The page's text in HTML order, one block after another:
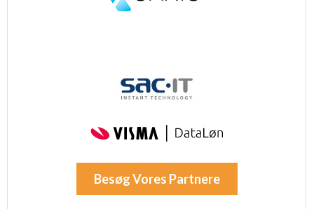
Besøg Vores Partnere